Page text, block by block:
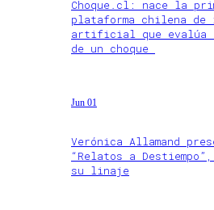
Choque.cl: nace la
plataforma chilena
artificial que evalúa
de un choque
Jun 01
Verónica Allamand
“Relatos a
su linaje